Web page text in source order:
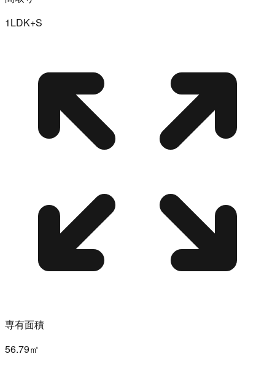
1LDK+S
専有面積
56.79㎡